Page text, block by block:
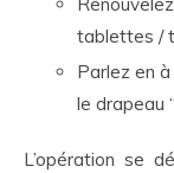
tablettes /
Parlez en
le drapeau
L’opération se